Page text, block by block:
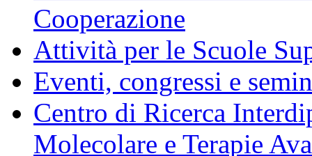
Cooperazione
Attività per le Scuole
Eventi, congressi e
Centro di Ricerca
Molecolare e Terapie